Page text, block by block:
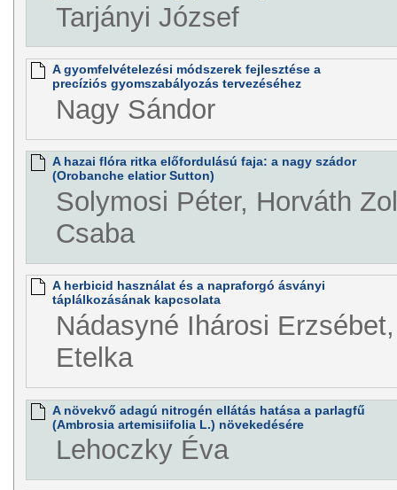
Tarjányi József
A gyomfelvételezési módszerek fejlesztése a
precíziós gyomszabályozás tervezéséhez
Nagy Sándor
A hazai flóra ritka előfordulású faja: a nagy szádor
(Orobanche elatior Sutton)
Solymosi Péter, Horváth
Csaba
A herbicid használat és a napraforgó ásványi
táplálkozásának kapcsolata
Nádasyné Ihárosi
Etelka
A növekvő adagú nitrogén ellátás hatása a parlagfű
(Ambrosia artemisiifolia L.) növekedésére
Lehoczky Éva